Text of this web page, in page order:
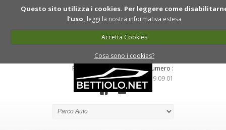
Questo sito utilizza i cookies. Per leggere come
l’uso, leggi la nostra informativa estesa
Accetta Cookies
Cosa sono i cookies?
Per informazioni chiama ll numero :
335.619 09 01